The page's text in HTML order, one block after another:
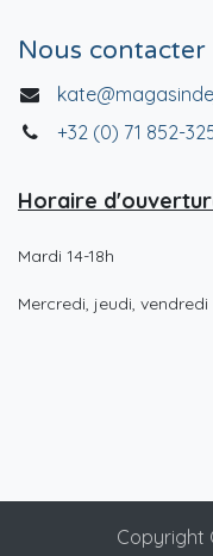
Nous contacter
+32 (0) 71 852-
Horaire
Mardi 14-18h
Mercredi, jeudi,
Copyright